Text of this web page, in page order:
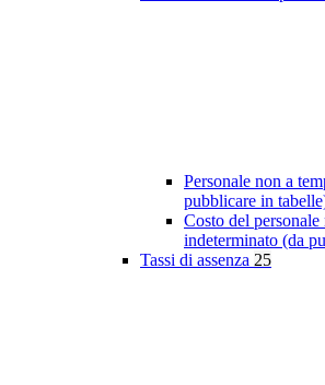
Personale non a
pubblicare in
Costo del personale
indeterminato (da
Tassi di assenza 25